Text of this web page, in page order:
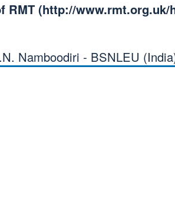
RMT (http://www.rmt.org.uk/
книги
Namboodiri - BSNLEU